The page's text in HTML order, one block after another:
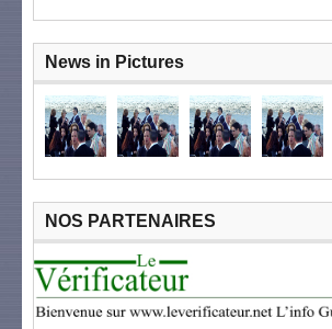
News in Pictures
NOS PARTENAIRES